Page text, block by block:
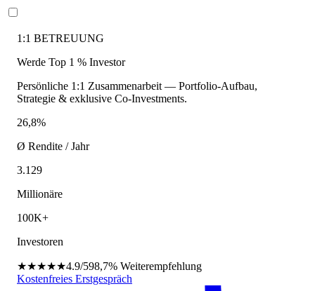
1:1 BETREUUNG
Werde Top 1 % Investor
Persönliche 1:1 Zusammenarbeit — Portfolio-Aufbau,
Strategie & exklusive Co-Investments.
26,8%
Ø Rendite / Jahr
3.129
Millionäre
100K+
Investoren
★★★★★4.9/598,7% Weiterempfehlung
Kostenfreies Erstgespräch